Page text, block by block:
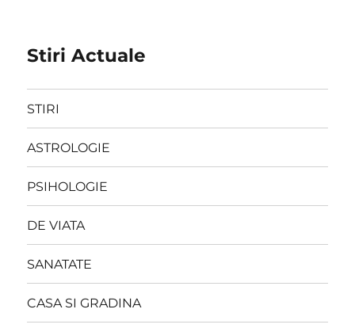
Stiri Actuale
STIRI
ASTROLOGIE
PSIHOLOGIE
DE VIATA
SANATATE
CASA SI GRADINA